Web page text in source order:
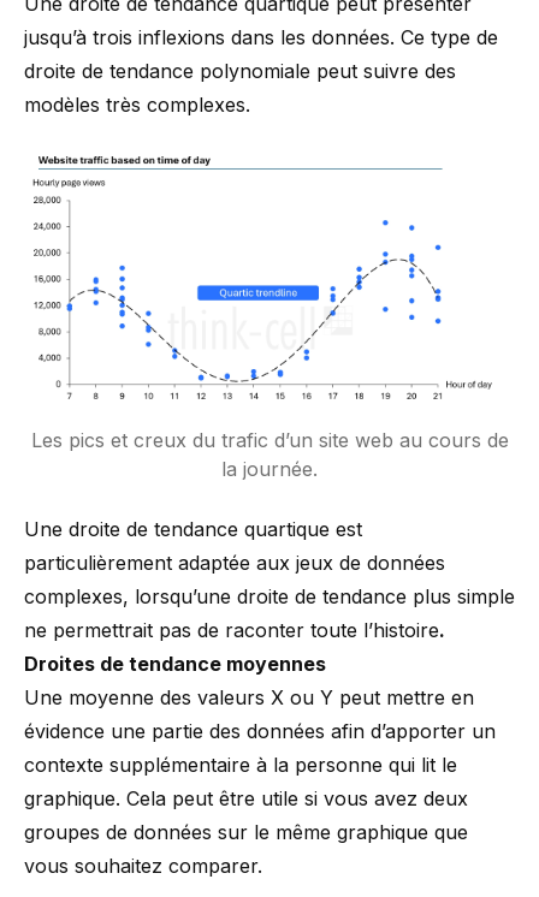
jusqu’à trois inflexions dans les données. Ce type de
droite de tendance polynomiale peut suivre des
modèles très complexes.
Les pics et creux du trafic d’un site web au cours de
la journée.
Une droite de tendance quartique est
particulièrement adaptée aux jeux de données
complexes, lorsqu’une droite de tendance plus simple
ne permettrait pas de raconter toute l’histoire.
Droites de tendance moyennes
Une moyenne des valeurs X ou Y peut mettre en
évidence une partie des données afin d’apporter un
contexte supplémentaire à la personne qui lit le
graphique. Cela peut être utile si vous avez deux
groupes de données sur le même graphique que
vous souhaitez comparer.